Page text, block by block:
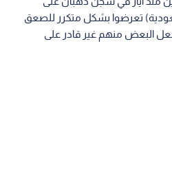
تعرضوا بشكل متكرر للصعق
جعل البعض منهم غير قادر على